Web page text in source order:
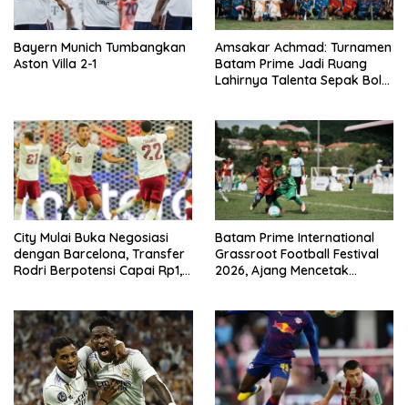
Bayern Munich Tumbangkan
Aston Villa 2-1
Amsakar Achmad: Turnamen
Batam Prime Jadi Ruang
Lahirnya Talenta Sepak Bola
City Mulai Buka Negosiasi
dengan Barcelona, Transfer
Rodri Berpotensi Capai Rp1,4
Batam Prime International
Grassroot Football Festival
2026, Ajang Mencetak